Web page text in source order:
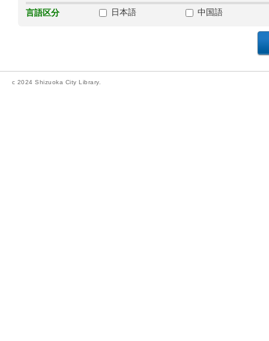
言語区分
日本語 中国語
c 2024 Shizuoka City Library.